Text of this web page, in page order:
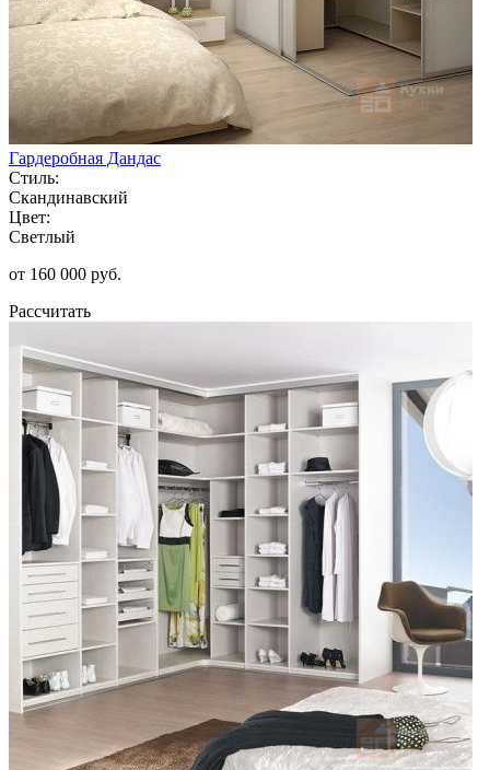
Гардеробная Дандас
Стиль:
Скандинавский
Цвет:
Светлый
от 160 000 руб.
Рассчитать